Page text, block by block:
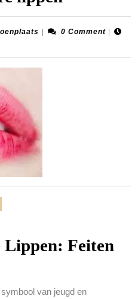
emotion-0 Comment
Feiten
van jeugd en